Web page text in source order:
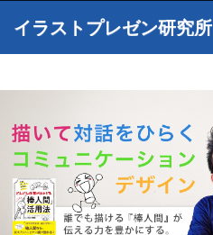
イラストプレゼン研究所